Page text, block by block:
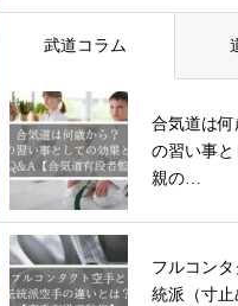
武道コラム
合気道は
の習い事と
親の…
フルコン
統派（寸